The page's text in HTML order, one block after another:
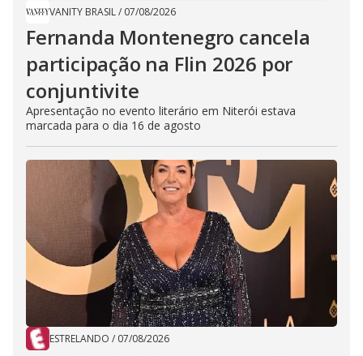
VANITY BRASIL/ 07/08/2026
Fernanda Montenegro cancela
participação na Flin 2026 por
conjuntivite
Apresentação no evento literário em Niterói estava
marcada para o dia 16 de agosto
ESTRELANDO / 07/08/2026